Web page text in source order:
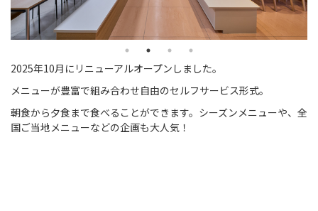
2025年10月にリニューアルオープンしました。
メニューが豊富で組み合わせ自由のセルフサービス形式。
朝食から夕食まで食べることができます。シーズンメニューや、全
国ご当地メニューなどの企画も大人気！